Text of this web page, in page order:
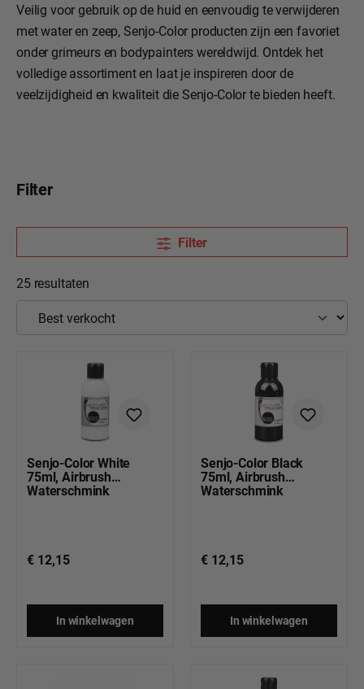
Veilig voor gebruik op de huid en eenvoudig te verwijderen
met water en zeep, Senjo-Color producten zijn een favoriet
onder grimeurs en bodypainters wereldwijd. Ontdek het
volledige assortiment en laat je inspireren door de
veelzijdigheid en kwaliteit die Senjo-Color te bieden heeft.
Filter
Filter
25 resultaten
Senjo-Color White
75ml, Airbrush
Waterschmink
€ 12,15
In winkelwagen
Senjo-Color Black
75ml, Airbrush
Waterschmink
€ 12,15
In winkelwagen